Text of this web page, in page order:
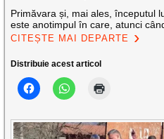
Primăvara și, mai ales, începutul
este anotimpul în care, atunci
CITEȘTE MAI DEPARTE
Distribuie acest articol